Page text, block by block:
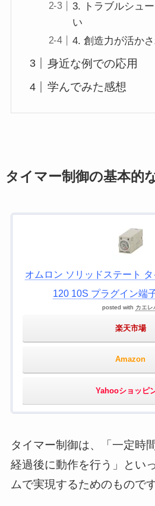
3. トラブルシュ
い
4. 創造力が活か
身近な例での応用
学んでみた感想
タイマー制御の基本的
オムロン ソリッドステート
120 10S プラグイン端
posted with カエレ
楽天市場
Amazon
Yahooショッピ
タイマー制御は、「一定時
経過後に動作を行う」とい
ムで実現するためのものです